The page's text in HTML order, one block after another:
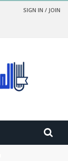
SIGN IN / JOIN